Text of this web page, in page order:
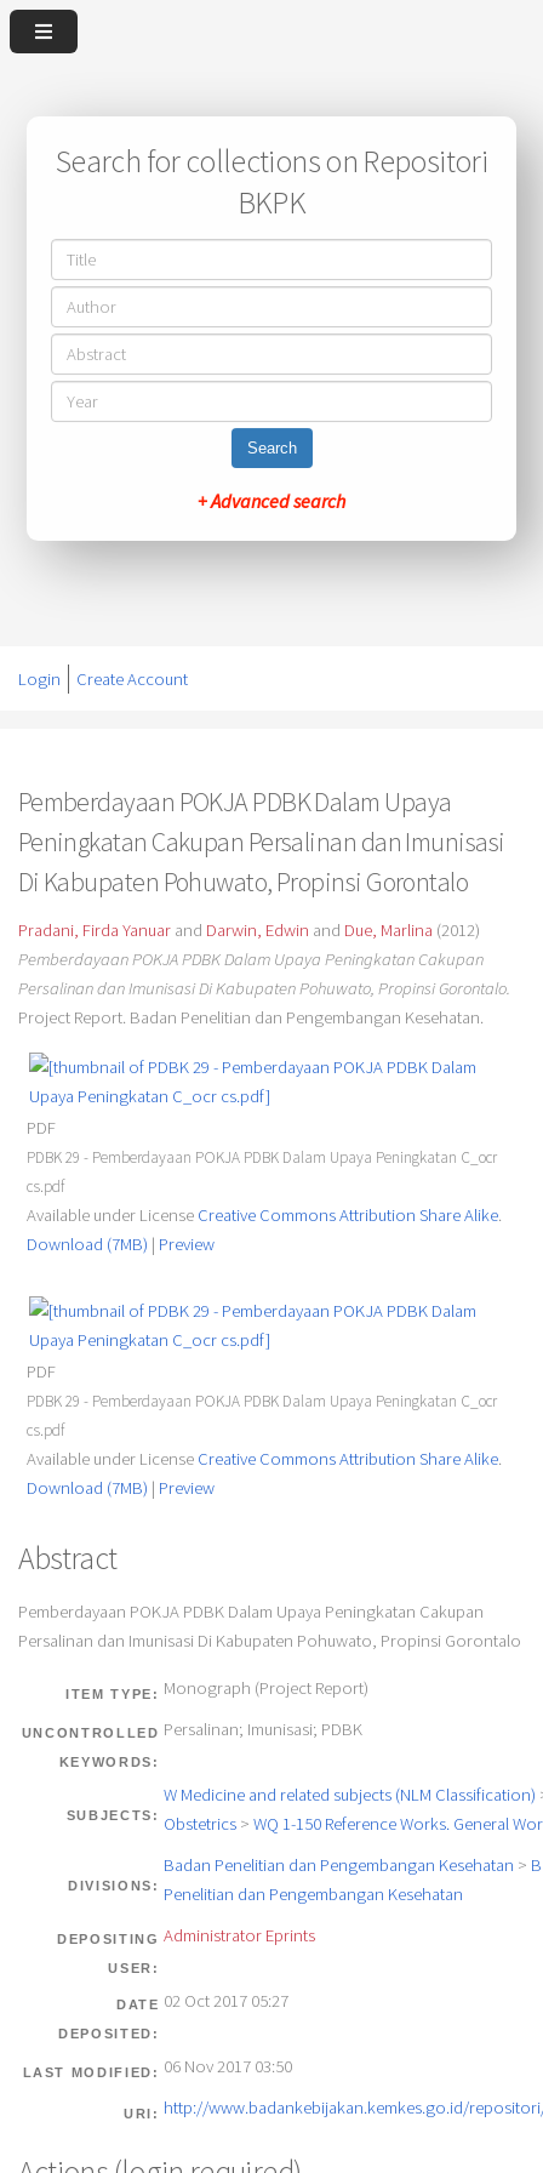
Search for collections on Repositori
BKPK
Search
+ Advanced search
Login Create Account
Pemberdayaan POKJA PDBK Dalam Upaya
Peningkatan Cakupan Persalinan dan Imunisasi
Di Kabupaten Pohuwato, Propinsi Gorontalo
Pradani, Firda Yanuarand Darwin, Edwin and Due, Marlina (2012)
Pemberdayaan POKJA PDBK Dalam Upaya Peningkatan Cakupan
Persalinan dan Imunisasi Di Kabupaten Pohuwato, Propinsi Gorontalo.
Project Report. Badan Penelitian dan Pengembangan Kesehatan.
PDF
PDBK 29 - Pemberdayaan POKJA PDBK Dalam Upaya Peningkatan C_ocr
cs.pdf
Available under License Creative Commons Attribution Share Alike.
Download (7MB) | Preview
PDF
PDBK 29 - Pemberdayaan POKJA PDBK Dalam Upaya Peningkatan C_ocr
cs.pdf
Available under License Creative Commons Attribution Share Alike.
Download (7MB) | Preview
Abstract
Pemberdayaan POKJA PDBK Dalam Upaya Peningkatan Cakupan
Persalinan dan Imunisasi Di Kabupaten Pohuwato, Propinsi Gorontalo
ITEM TYPE: Monograph (Project Report)
UNCONTROLLED
KEYWORDS:
Persalinan; Imunisasi; PDBK
SUBJECTS:
W Medicine and related subjects (NLM Classification)
Obstetrics> WQ 1-150 Reference Works. General
DIVISIONS:
Badan Penelitian dan Pengembangan Kesehatan >
Penelitian dan Pengembangan Kesehatan
DEPOSITING
USER:
Administrator Eprints
DATE
DEPOSITED:
02 Oct 2017 05:27
LAST MODIFIED: 06 Nov 2017 03:50
URI: http://www.badankebijakan.kemkes.go.id/